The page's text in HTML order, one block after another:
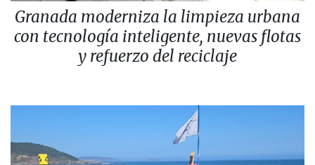
Granada moderniza la limpieza urbana
con tecnología inteligente, nuevas flotas
y refuerzo del reciclaje